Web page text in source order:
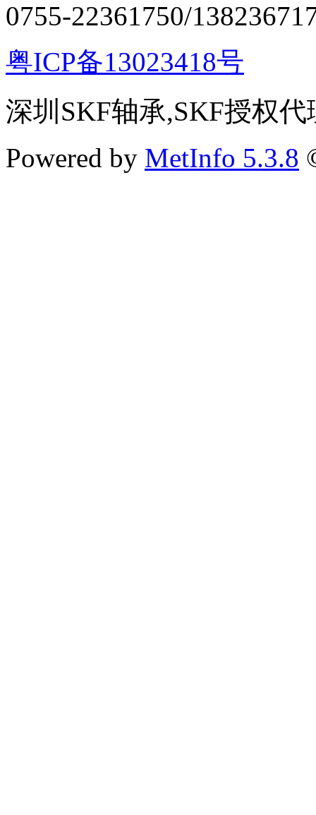
0755-22361750/
粤ICP备13023418号
深圳SKF轴承,SKF授权
Powered by MetInfo 5.3.8